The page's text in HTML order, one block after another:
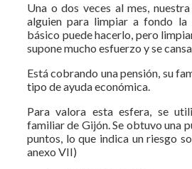
Una o dos veces al mes,
alguien para limpiar a fondo la
básico puede hacerlo, pero
supone mucho esfuerzo y se
Está cobrando una pensión, su
tipo de ayuda económica.
Para valora esta esfera, se
familiar de Gijón. Se obtuvo una
puntos, lo que indica un riesgo
anexo VII)